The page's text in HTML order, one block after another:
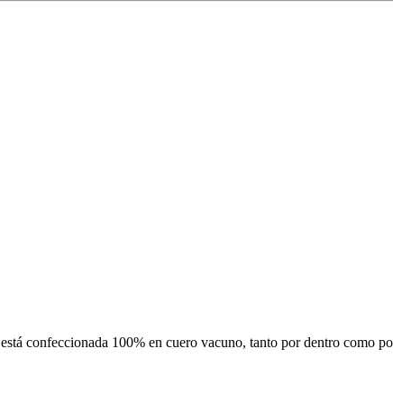
está confeccionada 100% en cuero vacuno, tanto por dentro como